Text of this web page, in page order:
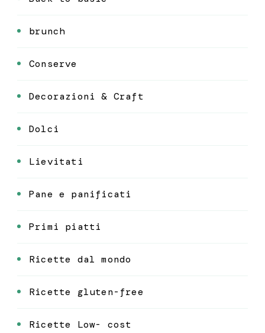
brunch
Conserve
Decorazioni & Craft
Dolci
Lievitati
Pane e panificati
Primi piatti
Ricette dal mondo
Ricette gluten-free
Ricette Low- cost